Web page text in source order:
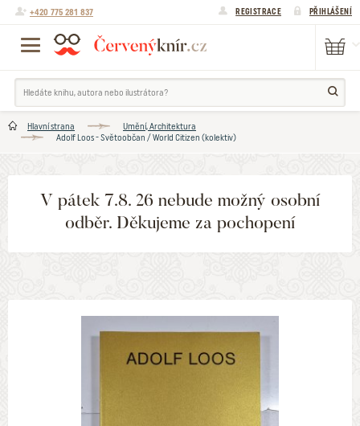
+420 775 281 837 REGISTRACE PŘIHLÁŠENÍ
Hlavní strana
Umění, Architektura
Adolf Loos - Světoobčan / World Citizen (kolektiv)
V pátek 7.8. 26 nebude možný osobní
odběr. Děkujeme za pochopení